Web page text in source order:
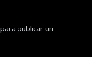
para publicar un